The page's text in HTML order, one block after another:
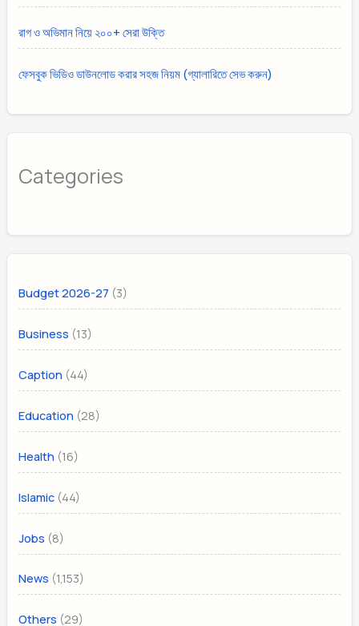
রাগ ও অভিমান নিয়ে ২০০+ সেরা উক্তি
ফেসবুক ভিডিও ডাউনলোড করার সহজ নিয়ম (গ্যালারিতে সেভ করুন)
Categories
Budget 2026-27 (3)
Business (13)
Caption (44)
Education (28)
Health (16)
Islamic (44)
Jobs (8)
News (1,153)
Others (29)